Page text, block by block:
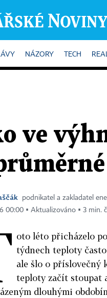
NÁZORY TECH
ve
podnikatel a zakladatel
00:00 ▪ Aktualizováno ▪ 3 min.
oto léto přicházelo
týdnech teploty
ale šlo o příslovečný
teploty začít stoupat
dlouhými